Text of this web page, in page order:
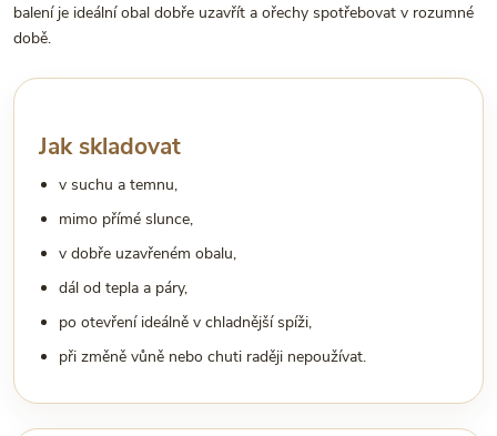
balení je ideální obal dobře uzavřít a ořechy spotřebovat v rozumné
době.
Jak skladovat
v suchu a temnu,
mimo přímé slunce,
v dobře uzavřeném obalu,
dál od tepla a páry,
po otevření ideálně v chladnější spíži,
při změně vůně nebo chuti raději nepoužívat.